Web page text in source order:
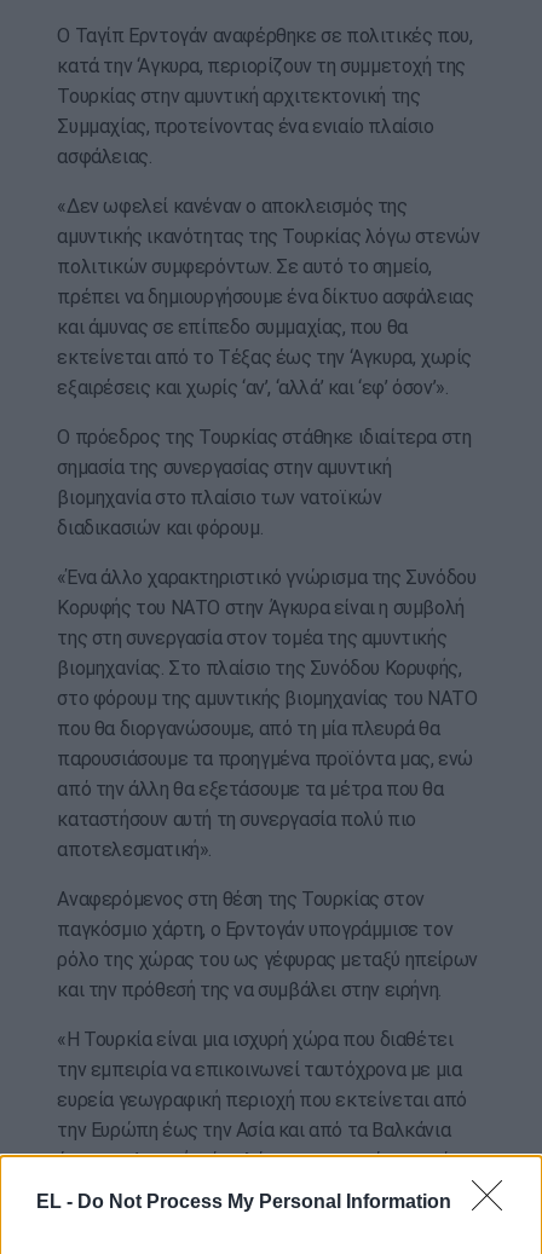
EL - Do Not Process My Personal Information
Ο Ταγίπ Ερντογάν αναφέρθηκε σε πολιτικές που,
κατά την ‘Αγκυρα, περιορίζουν τη συμμετοχή της
Τουρκίας στην αμυντική αρχιτεκτονική της
Συμμαχίας, προτείνοντας ένα ενιαίο πλαίσιο
ασφάλειας.
«Δεν ωφελεί κανέναν ο αποκλεισμός της
αμυντικής ικανότητας της Τουρκίας λόγω στενών
πολιτικών συμφερόντων. Σε αυτό το σημείο,
πρέπει να δημιουργήσουμε ένα δίκτυο ασφάλειας
και άμυνας σε επίπεδο συμμαχίας, που θα
εκτείνεται από το Τέξας έως την ‘Αγκυρα, χωρίς
εξαιρέσεις και χωρίς ‘αν’, ‘αλλά’ και ‘εφ’ όσον’».
Ο πρόεδρος της Τουρκίας στάθηκε ιδιαίτερα στη
σημασία της συνεργασίας στην αμυντική
βιομηχανία στο πλαίσιο των νατοϊκών
διαδικασιών και φόρουμ.
«Ένα άλλο χαρακτηριστικό γνώρισμα της Συνόδου
Κορυφής του ΝΑΤΟ στην Άγκυρα είναι η συμβολή
της στη συνεργασία στον τομέα της αμυντικής
βιομηχανίας. Στο πλαίσιο της Συνόδου Κορυφής,
στο φόρουμ της αμυντικής βιομηχανίας του ΝΑΤΟ
που θα διοργανώσουμε, από τη μία πλευρά θα
παρουσιάσουμε τα προηγμένα προϊόντα μας, ενώ
από την άλλη θα εξετάσουμε τα μέτρα που θα
καταστήσουν αυτή τη συνεργασία πολύ πιο
αποτελεσματική».
Αναφερόμενος στη θέση της Τουρκίας στον
παγκόσμιο χάρτη, ο Ερντογάν υπογράμμισε τον
ρόλο της χώρας του ως γέφυρας μεταξύ ηπείρων
και την πρόθεσή της να συμβάλει στην ειρήνη.
«Η Τουρκία είναι μια ισχυρή χώρα που διαθέτει
την εμπειρία να επικοινωνεί ταυτόχρονα με μια
ευρεία γεωγραφική περιοχή που εκτείνεται από
την Ευρώπη έως την Ασία και από τα Βαλκάνια
έως την Αφρική, τόσο λόγω της ιστορίας της όσο
και λόγω της κοινωνικής της δομής και της